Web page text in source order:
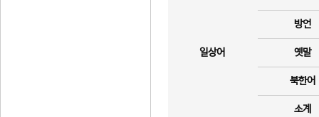
일상어
방언
옛말
북한어
소계